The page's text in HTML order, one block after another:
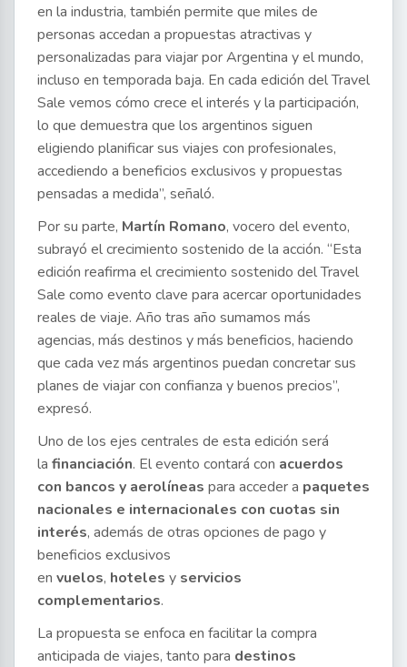
en la industria, también permite que miles de
personas accedan a propuestas atractivas y
personalizadas para viajar por Argentina y el mundo,
incluso en temporada baja. En cada edición del Travel
Sale vemos cómo crece el interés y la participación,
lo que demuestra que los argentinos siguen
eligiendo planificar sus viajes con profesionales,
accediendo a beneficios exclusivos y propuestas
pensadas a medida”, señaló.
Por su parte, Martín Romano, vocero del evento,
subrayó el crecimiento sostenido de la acción. “Esta
edición reafirma el crecimiento sostenido del Travel
Sale como evento clave para acercar oportunidades
reales de viaje. Año tras año sumamos más
agencias, más destinos y más beneficios, haciendo
que cada vez más argentinos puedan concretar sus
planes de viajar con confianza y buenos precios”,
expresó.
Uno de los ejes centrales de esta edición será
la financiación. El evento contará con acuerdos
con bancos y aerolíneas para acceder a paquetes
nacionales e internacionales con cuotas sin
interés, además de otras opciones de pago y
beneficios exclusivos
en vuelos, hoteles y servicios
complementarios.
La propuesta se enfoca en facilitar la compra
anticipada de viajes, tanto para destinos